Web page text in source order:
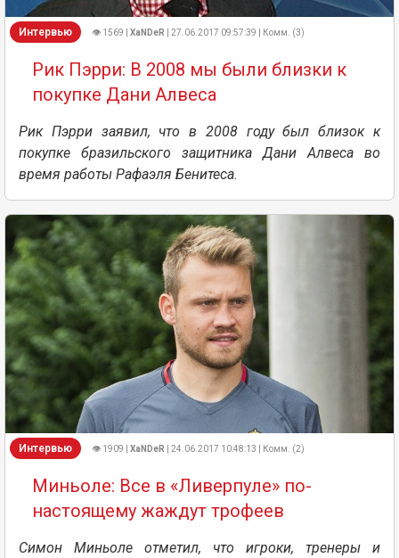
Интервью 👁 1569 | XaNDeR | 27.06.2017 09:57:39 | Комм. (3)
Рик Пэрри: В 2008 мы были близки к
покупке Дани Алвеса
Рик Пэрри заявил, что в 2008 году был близок к
покупке бразильского защитника Дани Алвеса во
время работы Рафаэля Бенитеса.
Интервью 👁 1909 | XaNDeR | 24.06.2017 10:48:13 | Комм. (2)
Миньоле: Все в «Ливерпуле» по-
настоящему жаждут трофеев
Симон Миньоле отметил, что игроки, тренеры и